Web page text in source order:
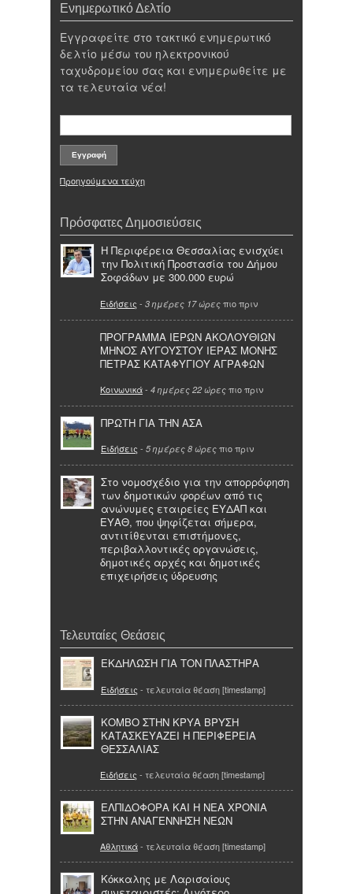
Ενημερωτικό Δελτίο
Εγγραφείτε στο τακτικό ενημερωτικό
δελτίο μέσω του ηλεκτρονικού
ταχυδρομείου σας και ενημερωθείτε με
τα τελευταία νέα!
Προηγούμενα τεύχη
Πρόσφατες Δημοσιεύσεις
Η Περιφέρεια Θεσσαλίας ενισχύει
την Πολιτική Προστασία του Δήμου
Σοφάδων με 300.000 ευρώ
Ειδήσεις - 3 ημέρες 17 ώρες πιο πριν
ΠΡΟΓΡΑΜΜΑ ΙΕΡΩΝ ΑΚΟΛΟΥΘΙΩΝ
ΜΗΝΟΣ ΑΥΓΟΥΣΤΟΥ ΙΕΡΑΣ ΜΟΝΗΣ
ΠΕΤΡΑΣ ΚΑΤΑΦΥΓΙΟΥ ΑΓΡΑΦΩΝ
Κοινωνικά- 4 ημέρες 22 ώρες πιο πριν
ΠΡΩΤΗ ΓΙΑ ΤΗΝ ΑΣΑ
Ειδήσεις - 5 ημέρες 8 ώρες πιο πριν
Στο νομοσχέδιο για την απορρόφηση
των δημοτικών φορέων από τις
ανώνυμες εταιρείες ΕΥΔΑΠ και
ΕΥΑΘ, που ψηφίζεται σήμερα,
αντιτίθενται επιστήμονες,
περιβαλλοντικές οργανώσεις,
δημοτικές αρχές και δημοτικές
επιχειρήσεις ύδρευσης
Τελευταίες Θεάσεις
ΕΚΔΗΛΩΣΗ ΓΙΑ ΤΟΝ ΠΛΑΣΤΗΡΑ
Ειδήσεις - τελευταία θέαση [timestamp]
ΚΟΜΒΟ ΣΤΗΝ ΚΡΥΑ ΒΡΥΣΗ
ΚΑΤΑΣΚΕΥΑΖΕΙ Η ΠΕΡΙΦΕΡΕΙΑ
ΘΕΣΣΑΛΙΑΣ
Ειδήσεις - τελευταία θέαση [timestamp]
ΕΛΠΙΔΟΦΟΡΑ ΚΑΙ Η ΝΕΑ ΧΡΟΝΙΑ
ΣΤΗΝ ΑΝΑΓΕΝΝΗΣΗ ΝΕΩΝ
Αθλητικά- τελευταία θέαση [timestamp]
Κόκκαλης με Λαρισαίους